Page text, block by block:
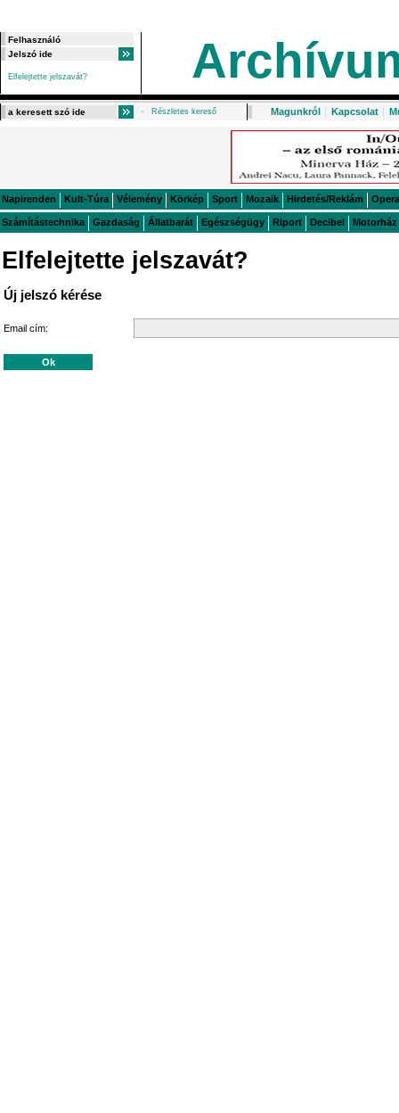
Elfelejtette jelszavát?
Részletes kereső Magunkról | Kapcsolat |
Napirenden Kult-Túra Vélemény Körkép Sport Mozaik Hirdetés/Reklám Opera
Számítástechnika Gazdaság Állatbarát Egészségügy Riport Decibel Motorház
Elfelejtette jelszavát?
Új jelszó kérése
Email cím: